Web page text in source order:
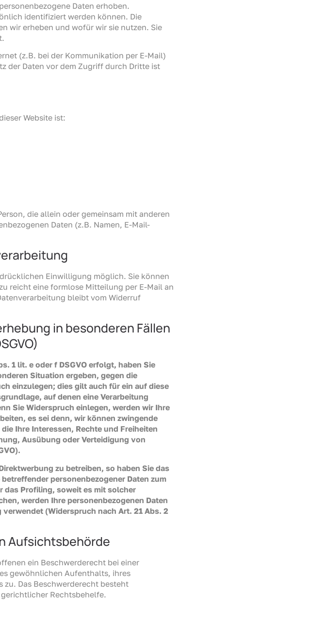
Daten erhoben.
identifiziert werden können. Die
wir erheben und wofür wir sie nutzen. Sie
(z.B. bei der Kommunikation per E-Mail)
der Daten vor dem Zugriff durch Dritte ist
Website ist:
die allein oder gemeinsam mit anderen
Daten (z.B. Namen, E-Mail-
Einwilligung möglich. Sie können
reicht eine formlose Mitteilung per E-Mail an
bleibt vom Widerruf
in besonderen Fällen
1 lit. e oder f DSGVO erfolgt, haben Sie
Situation ergeben, gegen die
einzulegen; dies gilt auch für ein auf diese
auf denen eine Verarbeitung
Sie Widerspruch einlegen, werden wir Ihre
es sei denn, wir können zwingende
Ihre Interessen, Rechte und Freiheiten
Ausübung oder Verteidigung von
zu betreiben, so haben Sie das
personenbezogener Daten zum
das Profiling, soweit es mit solcher
werden Ihre personenbezogenen Daten
(Widerspruch nach Art. 21 Abs. 2
Aufsichtsbehörde
ein Beschwerderecht bei einer
gewöhnlichen Aufenthalts, ihres
zu. Das Beschwerderecht besteht
Rechtsbehelfe.